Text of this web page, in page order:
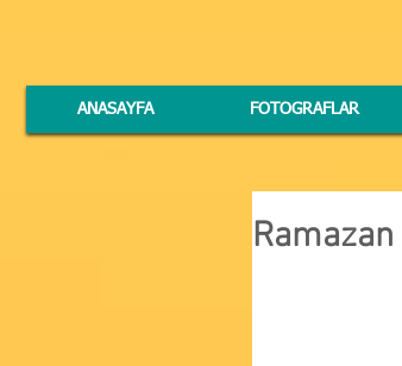
ANASAYFA FOTOGRAFLAR